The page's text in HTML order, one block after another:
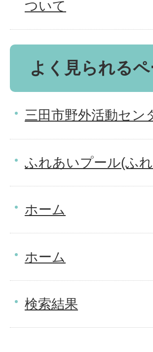
ついて
よく見られる
三田市野外活動セン
ふれあいプール(ふ
ホーム
ホーム
検索結果